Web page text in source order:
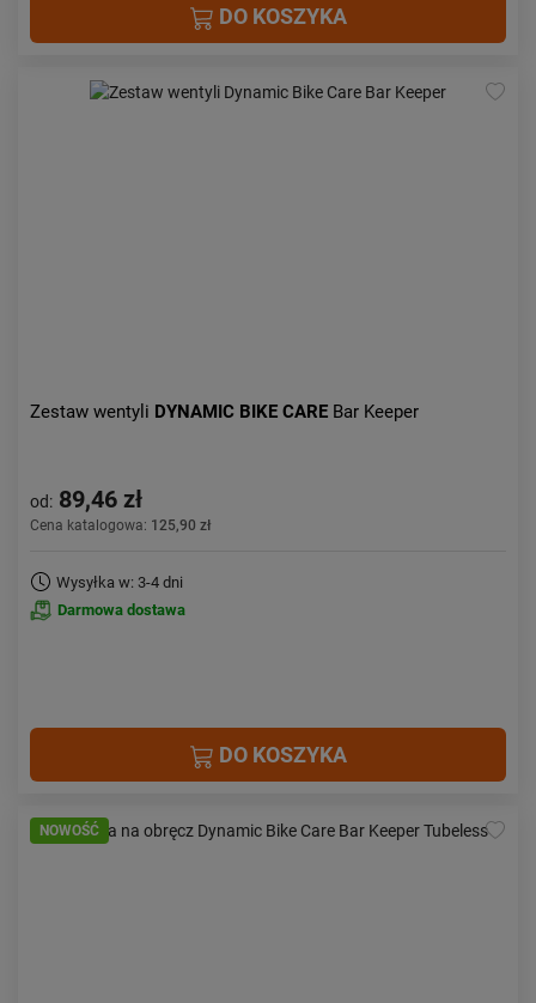
DO KOSZYKA
Zestaw wentyli DYNAMIC BIKE CARE Bar Keeper
od: 89,46 zł
Cena katalogowa: 125,90 zł
Wysyłka w: 3-4 dni
Darmowa dostawa
DO KOSZYKA
NOWOŚĆ